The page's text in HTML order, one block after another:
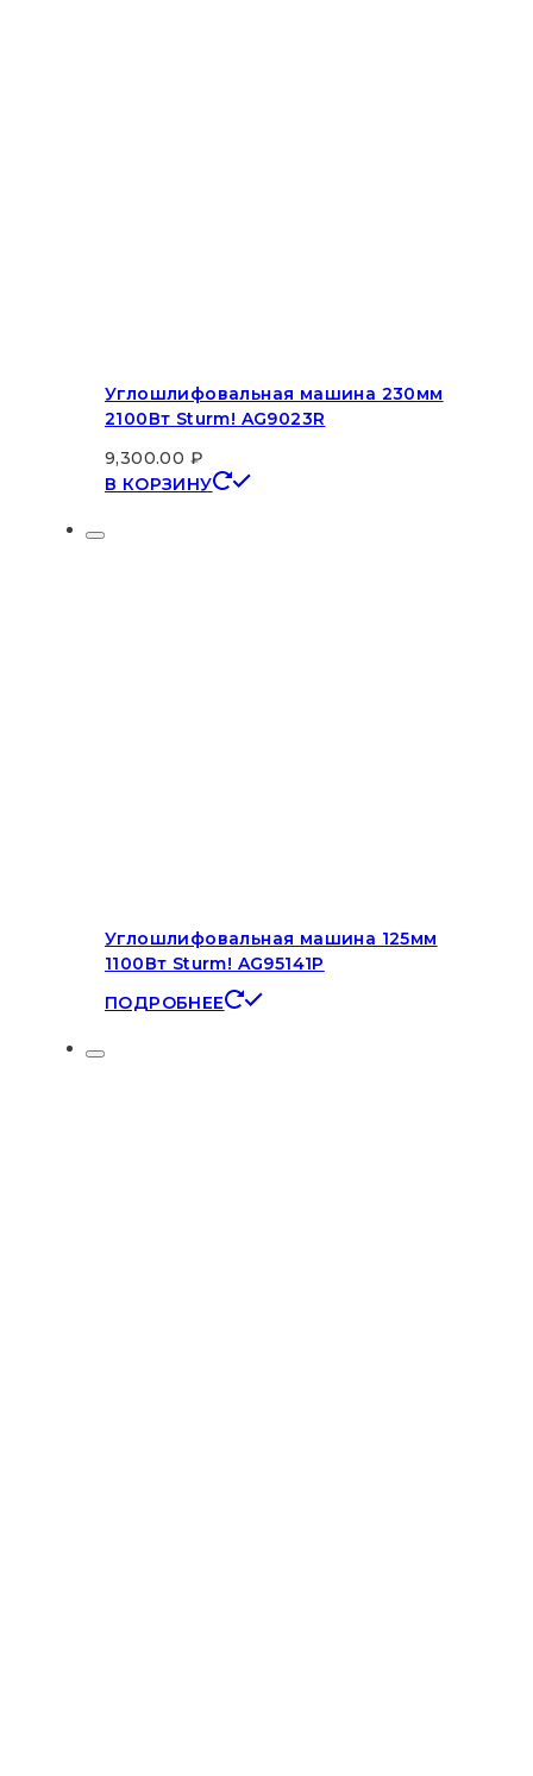
Углошлифовальная машина 230мм
2100Вт Sturm! AG9023R
9,300.00 ₽
В КОРЗИНУ
Углошлифовальная машина 125мм
1100Вт Sturm! AG95141P
ПОДРОБНЕЕ